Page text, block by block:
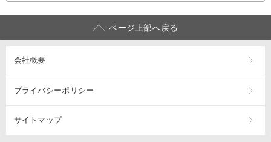
ページ上部へ戻る
会社概要
プライバシーポリシー
サイトマップ